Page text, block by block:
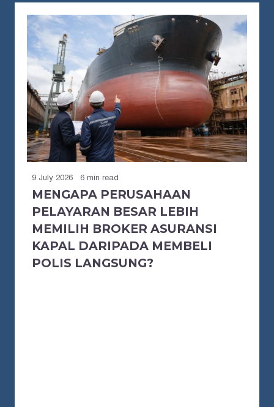
9 July 2026 6 min read
MENGAPA PERUSAHAAN
PELAYARAN BESAR LEBIH
MEMILIH BROKER ASURANSI
KAPAL DARIPADA MEMBELI
POLIS LANGSUNG?